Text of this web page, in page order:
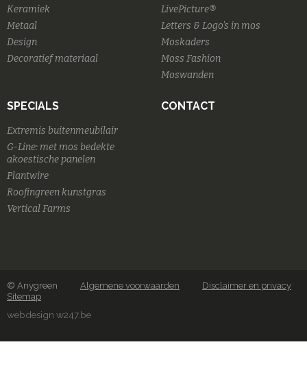
Keramiek
Metaal
Design
Decoratief materiaal
LivePicture®
Letters & Logo's in mos
Moskaders
Moss Fashion
Moswanden
SPECIALS
Extremis buitenmeubilair
G-Line: met mos bedekte
akoestische panelen
Plantwire
Roofingreen kunstgras
Vertical Farms
CONTACT
© Anygreen Algemene voorwaarden
Disclaimer en privacy
Sitemap
webdesign w247.be